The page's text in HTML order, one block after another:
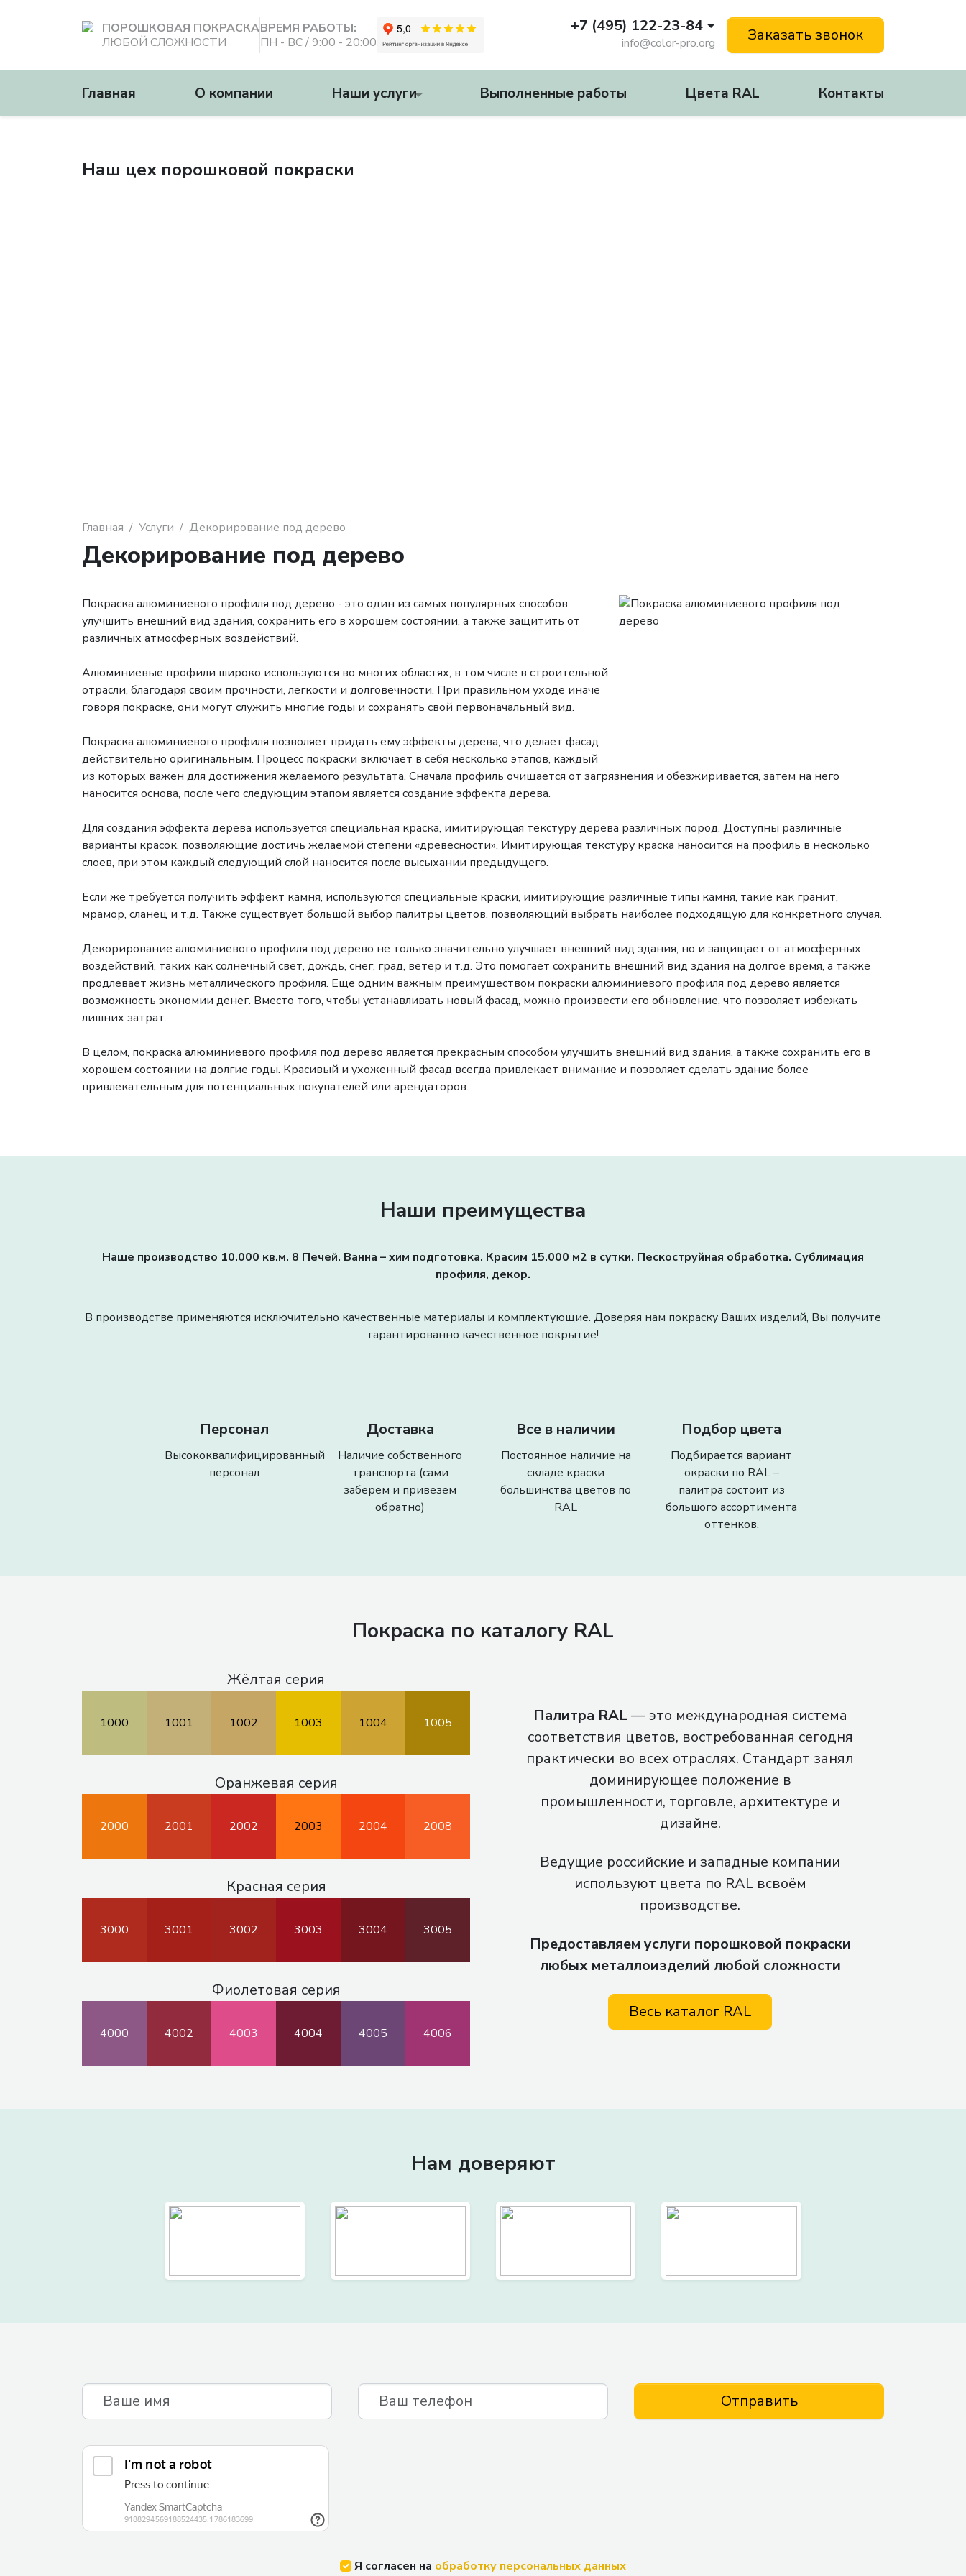
ПОРОШКОВАЯ ПОКРАСКА
ЛЮБОЙ СЛОЖНОСТИ
ВРЕМЯ РАБОТЫ:
ПН - ВС / 9:00 - 20:00
+7 (495) 122-23-84
info@color-pro.org Заказать звонок
Главная О компании Наши услуги Выполненные работы Цвета RAL Контакты
Наш цех порошковой покраски
Главная Услуги Декорирование под дерево
Декорирование под дерево
Покраска алюминиевого профиля под дерево - это один из самых популярных способов
улучшить внешний вид здания, сохранить его в хорошем состоянии, а также защитить от
различных атмосферных воздействий.
Алюминиевые профили широко используются во многих областях, в том числе в строительной
отрасли, благодаря своим прочности, легкости и долговечности. При правильном уходе иначе
говоря покраске, они могут служить многие годы и сохранять свой первоначальный вид.
Покраска алюминиевого профиля позволяет придать ему эффекты дерева, что делает фасад
действительно оригинальным. Процесс покраски включает в себя несколько этапов, каждый
из которых важен для достижения желаемого результата. Сначала профиль очищается от загрязнения и обезжиривается, затем на него
наносится основа, после чего следующим этапом является создание эффекта дерева.
Для создания эффекта дерева используется специальная краска, имитирующая текстуру дерева различных пород. Доступны различные
варианты красок, позволяющие достичь желаемой степени «древесности». Имитирующая текстуру краска наносится на профиль в несколько
слоев, при этом каждый следующий слой наносится после высыхании предыдущего.
Если же требуется получить эффект камня, используются специальные краски, имитирующие различные типы камня, такие как гранит,
мрамор, сланец и т.д. Также существует большой выбор палитры цветов, позволяющий выбрать наиболее подходящую для конкретного случая.
Декорирование алюминиевого профиля под дерево не только значительно улучшает внешний вид здания, но и защищает от атмосферных
воздействий, таких как солнечный свет, дождь, снег, град, ветер и т.д. Это помогает сохранить внешний вид здания на долгое время, а также
продлевает жизнь металлического профиля. Еще одним важным преимуществом покраски алюминиевого профиля под дерево является
возможность экономии денег. Вместо того, чтобы устанавливать новый фасад, можно произвести его обновление, что позволяет избежать
лишних затрат.
В целом, покраска алюминиевого профиля под дерево является прекрасным способом улучшить внешний вид здания, а также сохранить его в
хорошем состоянии на долгие годы. Красивый и ухоженный фасад всегда привлекает внимание и позволяет сделать здание более
привлекательным для потенциальных покупателей или арендаторов.
Наши преимущества
Наше производство 10.000 кв.м. 8 Печей. Ванна – хим подготовка. Красим 15.000 м2 в сутки. Пескоструйная обработка. Сублимация
профиля, декор.
В производстве применяются исключительно качественные материалы и комплектующие. Доверяя нам покраску Ваших изделий, Вы получите
гарантированно качественное покрытие!
Персонал
Высококвалифицированный
персонал
Доставка
Наличие собственного
транспорта (сами
заберем и привезем
обратно)
Все в наличии
Постоянное наличие на
складе краски
большинства цветов по
RAL
Подбор цвета
Подбирается вариант
окраски по RAL –
палитра состоит из
большого ассортимента
оттенков.
Покраска по каталогу RAL
Жёлтая серия
1000 1001 1002 1003 1004 1005
Оранжевая серия
2000 2001 2002 2003 2004 2008
Красная серия
3000 3001 3002 3003 3004 3005
Фиолетовая серия
4000 4002 4003 4004 4005 4006
Палитра RAL— это международная система
соответствия цветов, востребованная сегодня
практически во всех отраслях. Стандарт занял
доминирующее положение в
промышленности, торговле, архитектуре и
дизайне.
Ведущие российские и западные компании
используют цвета по RAL всвоём
производстве.
Предоставляем услуги порошковой покраски
любых металлоизделий любой сложности
Весь каталог RAL
Нам доверяют
Я согласен на обработку персональных данных